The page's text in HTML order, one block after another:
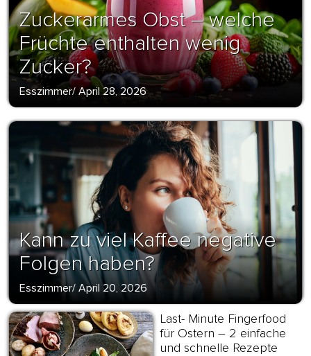
Zuckerarmes Obst – welche
Früchte enthalten wenig
Zucker?
Esszimmer/April 28, 2026
Kann zu viel Kaffee negative
Folgen haben?
Esszimmer/ April 20, 2026
Last- Minute Fingerfood
für Ostern – 2 einfache
und schnelle Rezepte